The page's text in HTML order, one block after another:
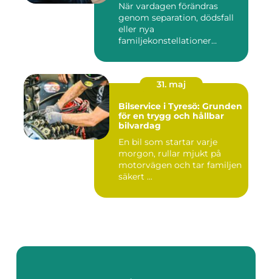
När vardagen förändras
genom separation, dödsfall
eller nya
familjekonstellationer
31. maj
Bilservice i Tyresö: Grunden
för en trygg och hållbar
bilvardag
En bil som startar varje
morgon, rullar mjukt på
motorvägen och tar familjen
säkert ...